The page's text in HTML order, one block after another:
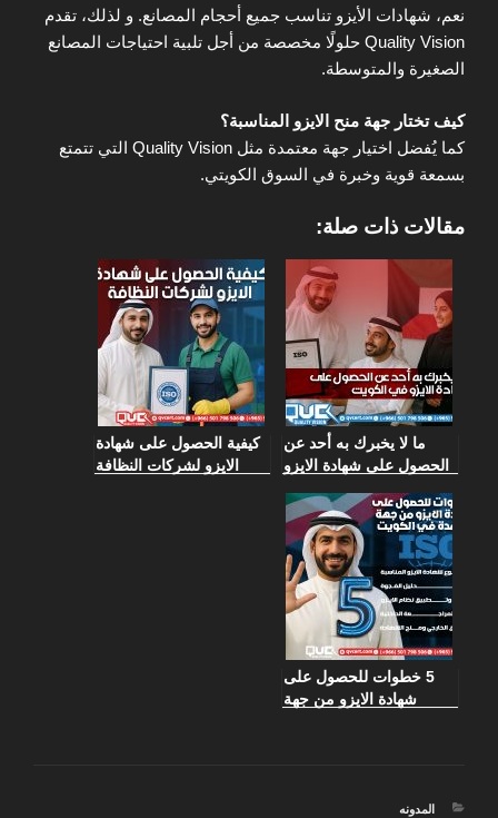
نعم، شهادات الأيزو تناسب جميع أحجام المصانع. و لذلك، تقدم
Quality Vision حلولًا مخصصة من أجل تلبية احتياجات المصانع
الصغيرة والمتوسطة.
كيف تختار جهة منح الايزو المناسبة؟
كما يُفضل اختيار جهة معتمدة مثل Quality Vision التي تتمتع
بسمعة قوية وخبرة في السوق الكويتي.
مقالات ذات صلة:
ما لا يخبرك به أحد عن
الحصول على شهادة الايزو
كيفية الحصول على شهادة
الايزو لشركات النظافة
5 خطوات للحصول على
شهادة الايزو من جهة
التصنيفات
المدونه